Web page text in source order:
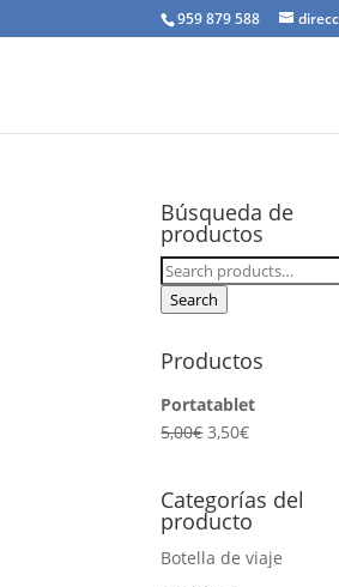
959 879 588
Búsqueda de
productos
Search
for:
Search
Productos
Portatablet
5,00€ 3,50€
Categorías del
producto
Botella de viaje